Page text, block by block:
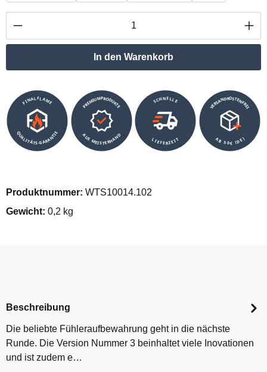
Produkt Anzahl: Gib den gewünschten
In den Warenkorb
FINALFLAME
QUALITÄTS-GARANTIE
PREMIUMPRODUKTE
AUS MEISTERHAND
SCHNELLE
LIEFERZEIT
VERSANDKOSTENFREI
AB 50€ (DE)
Produktnummer: WTS10014.102
Gewicht: 0,2 kg
Beschreibung
Die beliebte Fühleraufbewahrung geht in die nächste
Runde. Die Version Nummer 3 beinhaltet viele Inovationen
und ist zudem e…